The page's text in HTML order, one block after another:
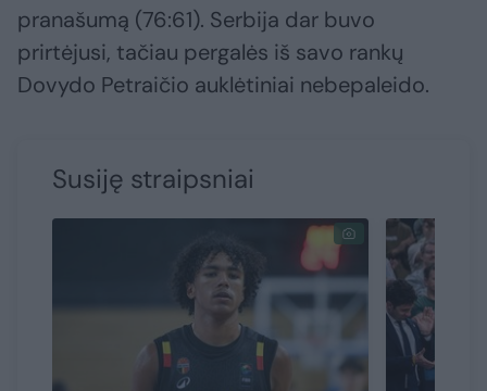
pranašumą (76:61). Serbija dar buvo
prirtėjusi, tačiau pergalės iš savo rankų
Dovydo Petraičio auklėtiniai nebepaleido.
Susiję straipsniai